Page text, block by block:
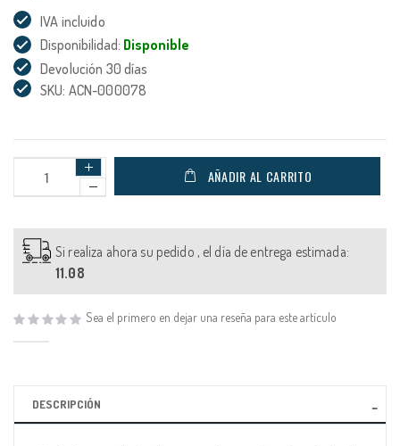
IVA incluido
Disponibilidad: Disponible
Devolución 30 días
SKU: ACN-000078
AÑADIR AL CARRITO
Si realiza ahora su pedido , el día de entrega estimada:
11.08
Sea el primero en dejar una reseña para este artículo
DESCRIPCIÓN